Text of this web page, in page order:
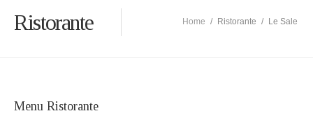
Ristorante Home / Ristorante / Le Sale
Menu Ristorante